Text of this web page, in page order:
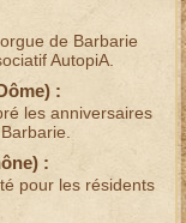
de Barbarie
AutopiA.
) :
les anniversaires
) :
pour les résidents